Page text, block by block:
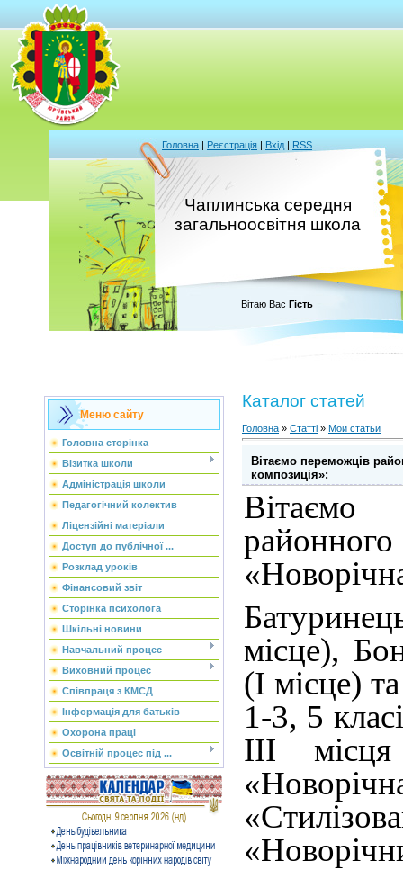
Головна | Реєстрація | Вхід | RSS
Чаплинська середня
загальноосвітня школа
Вітаю Вас Гість
Меню сайту
Головна сторінка
Візитка школи
Адміністрація школи
Педагогічний колектив
Ліцензійні матеріали
Доступ до публічної ...
Розклад уроків
Фінансовий звіт
Сторінка психолога
Шкільні новини
Навчальний процес
Виховний процес
Співпраця з КМСД
Інформація для батьків
Охорона праці
Освітній процес під ...
Каталог статей
Головна » Статті » Мои статьи
Вітаємо переможців
композиція»:
місце),
(І місце)
1-3, 5
ІІІ